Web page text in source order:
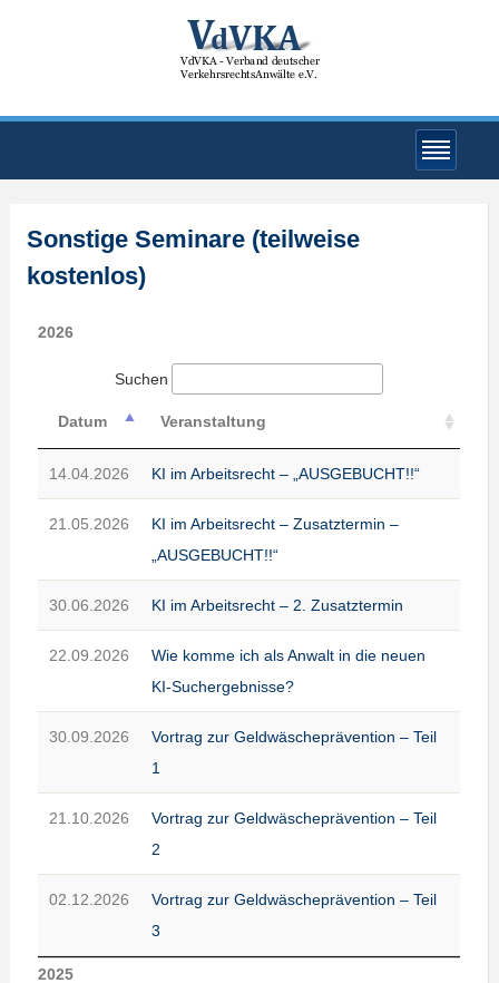
Sonstige Seminare (teilweise
kostenlos)
2026
Suchen
Datum Veranstaltung
14.04.2026 KI im Arbeitsrecht – „AUSGEBUCHT!!“
21.05.2026
KI im Arbeitsrecht – Zusatztermin –
„AUSGEBUCHT!!“
30.06.2026 KI im Arbeitsrecht – 2. Zusatztermin
22.09.2026
Wie komme ich als Anwalt in die neuen
KI-Suchergebnisse?
30.09.2026
Vortrag zur Geldwäscheprävention – Teil
1
21.10.2026
Vortrag zur Geldwäscheprävention – Teil
2
02.12.2026
Vortrag zur Geldwäscheprävention – Teil
3
2025